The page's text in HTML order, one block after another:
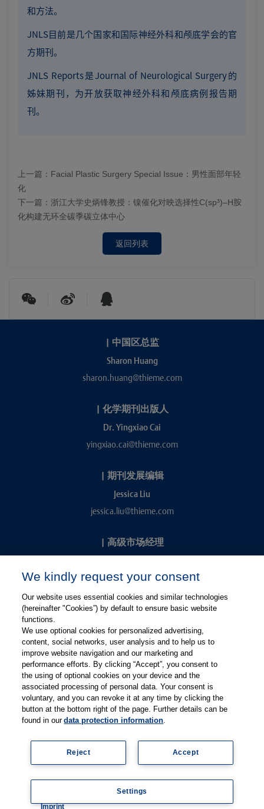
和方法。
JNLS目前是几个国家和国际神经外科和颅底学会的官
方期刊。
JNLS Reports是Journal of Neurological Surgery的
姊妹期刊，为开放获取神经外科和颅底病例报告期
刊。
上一篇： Facial Plastic Surgery Special Issue：男性面部年轻
化
下一篇： 浙江大学史炳锋教授：镍催化对映选择性C(sp³)–H胺
化构建无环全碳季碳立体中心
返回列表
| 中国区总监
Sharon Huang
sharon.huang@thieme.com
| 化学期刊出版人
Dr. Yingxiao Cai
yingxiao.cai@thieme.com
| 期刊发展编辑
Jessica Liu
jessica.liu@thieme.com
| 高级市场经理
kevin.chang@thieme.com
关注微博
关注微信
有关Thieme图书翻译及版权业务，请联系：rights@thieme.de
| Thieme-Connect |
© Copyright 2025, 德国蒂墨出版集团（Thieme Publishers）版权
京ICP备19004917号-1
隐私政策
| Imprint
We kindly request your consent
Our website uses essential cookies and similar technologies
(hereinafter "Cookies”) by default to ensure basic website
functions.
We use optional cookies for personalized advertising,
content, social networks, user analysis and to help us to
improve website navigation and our marketing and
performance efforts. By clicking “Accept”, you consent to
the using of optional cookies on your device and the
associated processing of personal data. Your consent is
voluntary, and you can revoke it at any time by clicking the
button at the bottom right of the page. Further details can be
found in ourdata protection information.
Imprint
Accept
Reject
Settings